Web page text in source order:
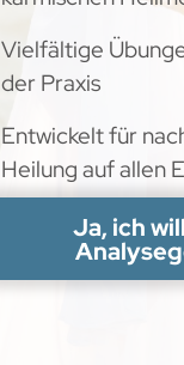
Vielfältige
der Praxis
Entwickelt für
Heilung auf allen
Ja, ich